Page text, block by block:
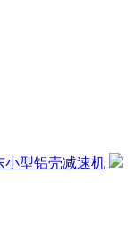
小型铝壳减速机